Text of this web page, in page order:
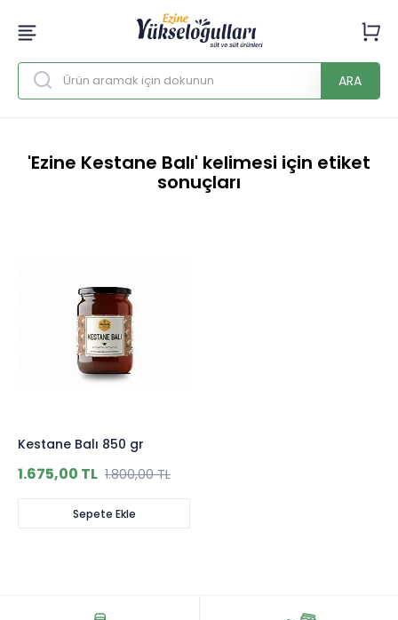
ARA
'Ezine Kestane Balı' kelimesi için etiket
sonuçları
Kestane Balı 850 gr
1.675,00 TL 1.800,00 TL
Sepete Ekle